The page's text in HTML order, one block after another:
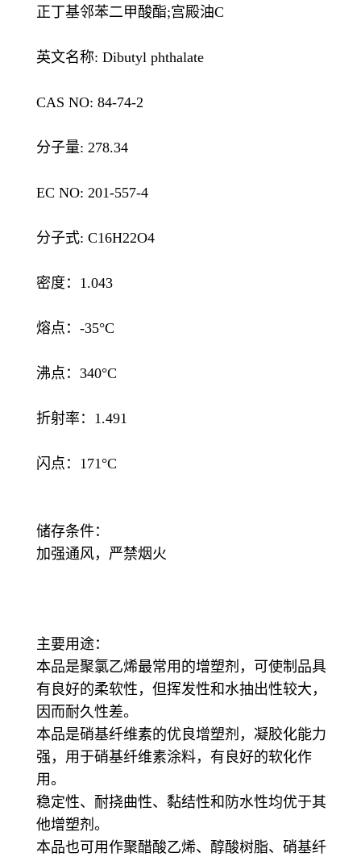
正丁基邻苯二甲酸酯;宫殿油C
英文名称: Dibutyl phthalate
CAS NO: 84-74-2
分子量: 278.34
EC NO: 201-557-4
分子式: C16H22O4
密度：1.043
熔点：-35°C
沸点：340°C
折射率：1.491
闪点：171°C
储存条件：
加强通风，严禁烟火
主要用途：
本品是聚氯乙烯最常用的增塑剂，可使制品具
有良好的柔软性，但挥发性和水抽出性较大，
因而耐久性差。
本品是硝基纤维素的优良增塑剂，凝胶化能力
强，用于硝基纤维素涂料，有良好的软化作
用。
稳定性、耐挠曲性、黏结性和防水性均优于其
他增塑剂。
本品也可用作聚醋酸乙烯、醇酸树脂、硝基纤